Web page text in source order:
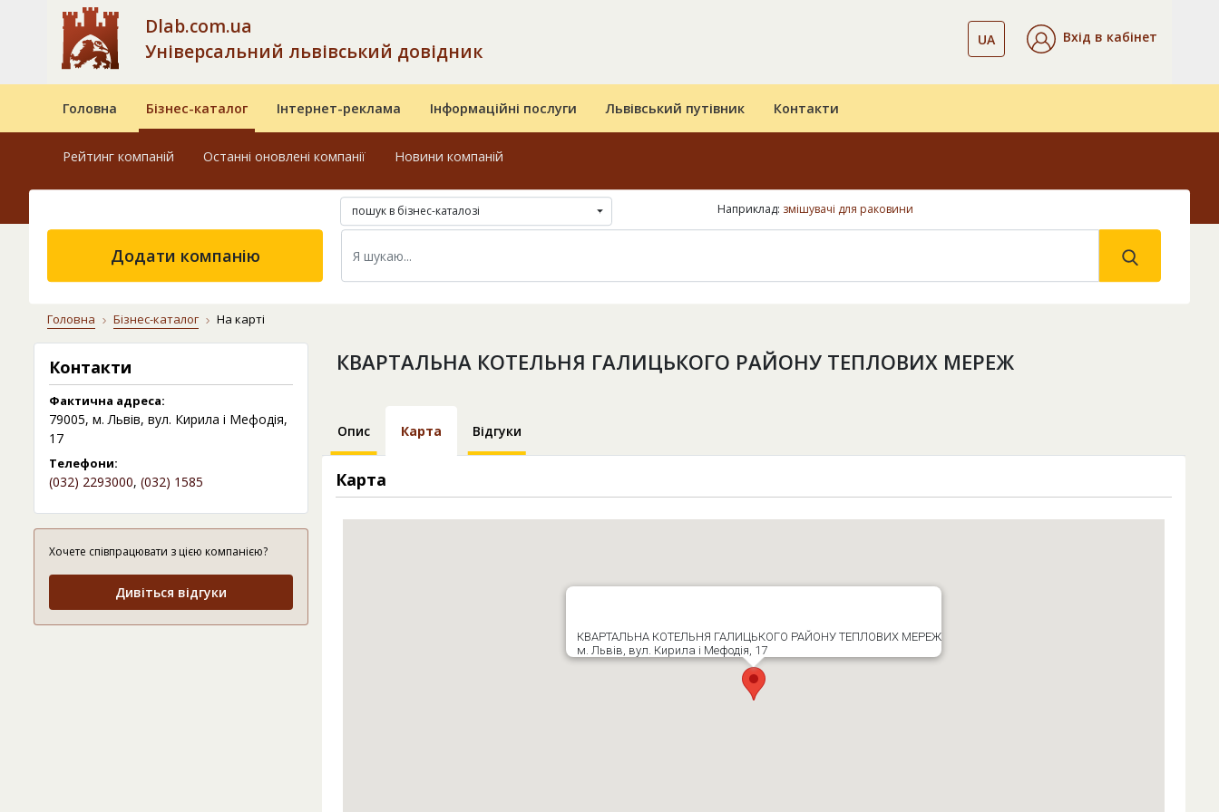
Dlab.com.ua
Універсальний львівський довідник
UA Вхід в кабінет
Головна Бізнес-каталог Інтернет-реклама Інформаційні послуги Львівський путівник Контакти
Рейтинг компаній Останні оновлені компанії Новини компаній
пошук в бізнес-каталозі Наприклад: змішувачі для раковини
Додати компанію
Головна Бізнес-каталог На карті
Контакти
Фактична адреса:
79005, м. Львів, вул. Кирила і Мефодія,
17
Телефони:
(032) 2293000, (032) 1585
Хочете співпрацювати з цією компанією?
Дивіться відгуки
КВАРТАЛЬНА КОТЕЛЬНЯ ГАЛИЦЬКОГО РАЙОНУ ТЕПЛОВИХ МЕРЕЖ
Опис Карта Відгуки
Карта
КВАРТАЛЬНА КОТЕЛЬНЯ ГАЛИЦЬКОГО РАЙОНУ ТЕПЛОВИХ МЕРЕЖ
м. Львів, вул. Кирила і Мефодія, 17